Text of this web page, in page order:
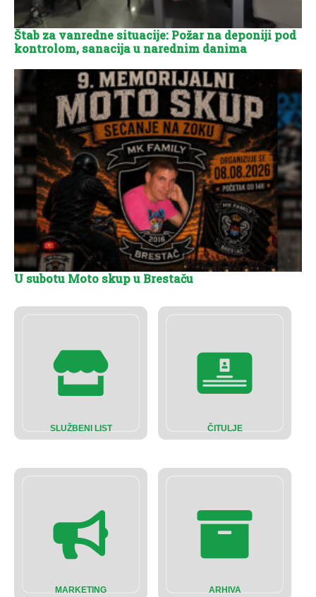
SLUŽBENI LIST ČITULJE
MARKETING ARHIVA
Štab za vanredne situacije: Požar na deponiji pod
kontrolom, sanacija u narednim danima
U subotu Moto skup u Brestaču